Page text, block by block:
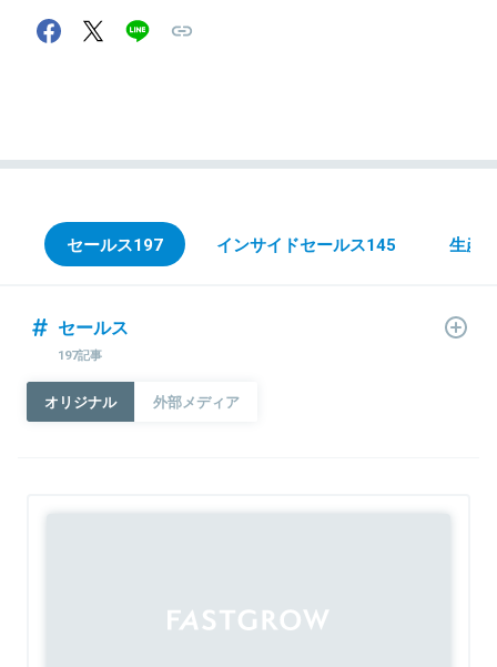
セールス197 インサイドセールス145 生産
セールス
197記事
オリジナル 外部メディア